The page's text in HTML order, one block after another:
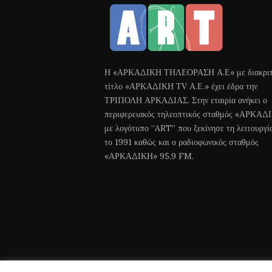
Η «ΑΡΚΑΔΙΚΗ ΤΗΛΕΟΡΑΣΗ Α.Ε» με
τίτλο «ΑΡΚΑΔΙΚΗ ΤV Α.Ε.» έχει έδρα την
ΤΡΙΠΟΛΗ ΑΡΚΑΔΙΑΣ. Στην εταιρία ανήκει ο
περιφερειακός τηλεοπτικός σταθμός
με λογότυπο “ART” που ξεκίνησε τη
το 1991 καθώς και ο ραδιοφωνικός σταθμός
«ΑΡΚΑΔΙΚΗ» 95,9 FM.